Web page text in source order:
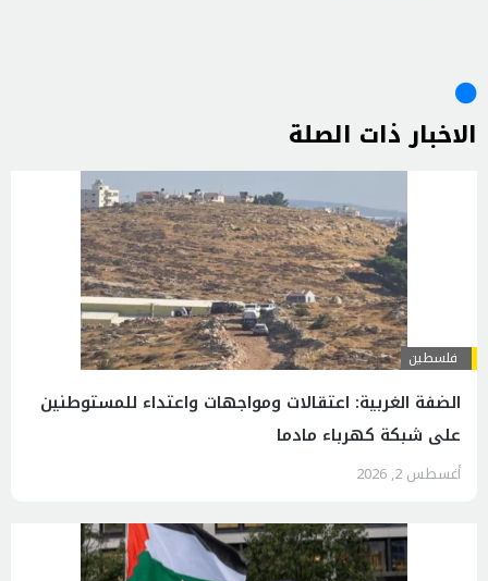
الاخبار ذات الصلة
فلسطين
الضفة الغربية: اعتقالات ومواجهات واعتداء للمستوطنين
على شبكة كهرباء مادما
أغسطس 2, 2026